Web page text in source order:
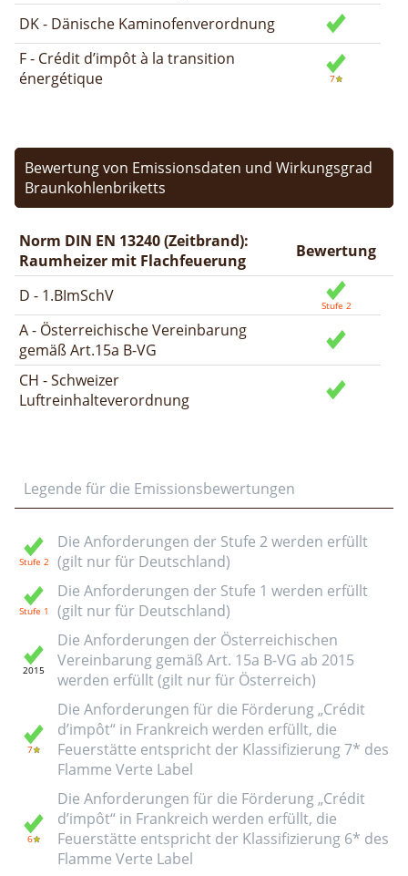
DK - Dänische Kaminofenverordnung
F - Crédit d’impôt à la transition
énergétique
Bewertung von Emissionsdaten und Wirkungsgrad
Braunkohlenbriketts
Norm DIN EN 13240 (Zeitbrand):
Raumheizer mit Flachfeuerung
Bewertung
D - 1.BImSchV
A - Österreichische Vereinbarung
gemäß Art.15a B-VG
CH - Schweizer
Luftreinhalteverordnung
Legende für die Emissionsbewertungen
Die Anforderungen der Stufe 2 werden erfüllt
(gilt nur für Deutschland)
Die Anforderungen der Stufe 1 werden erfüllt
(gilt nur für Deutschland)
Die Anforderungen der Österreichischen
Vereinbarung gemäß Art. 15a B-VG ab 2015
werden erfüllt (gilt nur für Österreich)
Die Anforderungen für die Förderung „Crédit
d’impôt“ in Frankreich werden erfüllt, die
Feuerstätte entspricht der Klassifizierung 7* des
Flamme Verte Label
Die Anforderungen für die Förderung „Crédit
d’impôt“ in Frankreich werden erfüllt, die
Feuerstätte entspricht der Klassifizierung 6* des
Flamme Verte Label